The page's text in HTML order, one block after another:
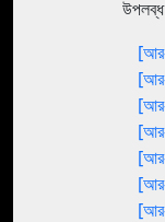
উপলব্ধ